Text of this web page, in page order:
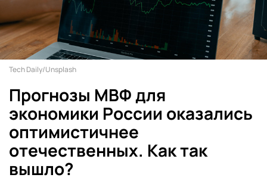
Tech Daily/Unsplash
Прогнозы МВФ для
экономики России оказались
оптимистичнее
отечественных. Как так
вышло?